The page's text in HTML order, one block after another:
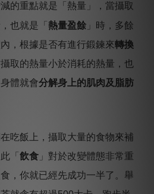
的重點就是「熱量」，當攝取
也就是「 熱量盈餘 」時，多餘
，根據是否有進行鍛鍊來轉換
攝取的熱量小於消耗的熱量，也
身體就會分解身上的肌肉及脂肪
吃飯上，攝取大量的食物來補
「 飲食 」對於改變體態非常重
，你就已經先成功一半了。舉